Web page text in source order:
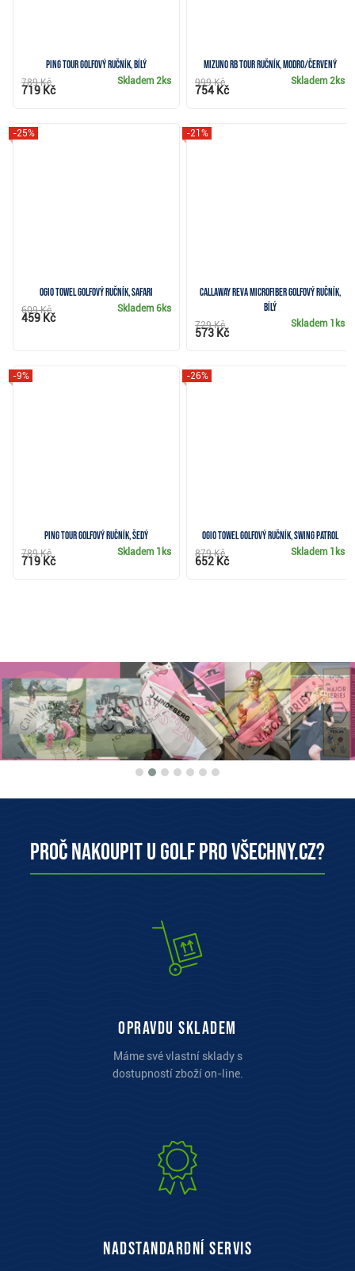
Ping Tour golfový ručník, bílý
Skladem2ks
789 Kč
719 Kč
Mizuno RB Tour ručník, modro/červený
Skladem2ks
999 Kč
754 Kč
Ogio Towel golfový ručník, safari
-25%
Skladem6ks
609 Kč
459 Kč
Callaway Reva Microfiber golfový ručník,
bílý
-21%
Skladem 1ks
729 Kč
573 Kč
Ping Tour golfový ručník, šedý
-9%
Skladem 1ks
789 Kč
719 Kč
Ogio Towel golfový ručník, swing patrol
-26%
Skladem 1ks
879 Kč
652 Kč
Proč nakoupit u Golf pro všechny.cz?
opravdu skladem
Máme své vlastní sklady s
dostupností zboží on-line.
Nadstandardní servis